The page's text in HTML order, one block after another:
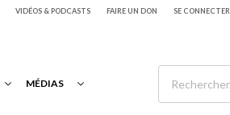
VIDÉOS & PODCASTS FAIRE UN DON SE CONNECTER
MÉDIAS